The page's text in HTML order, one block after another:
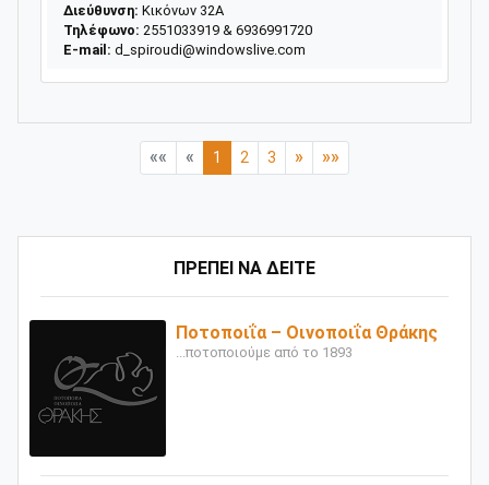
ΠΡΕΠΕΙ ΝΑ ΔΕΙΤΕ
Ποτοποιΐα – Οινοποιΐα Θράκης
...ποτοποιούμε από το 1893
Διεύθυνση: Κικόνων 32Α
Τηλέφωνο: 2551033919 & 6936991720
E-mail: d_spiroudi@windowslive.com
«« « 1 2 3 » »»